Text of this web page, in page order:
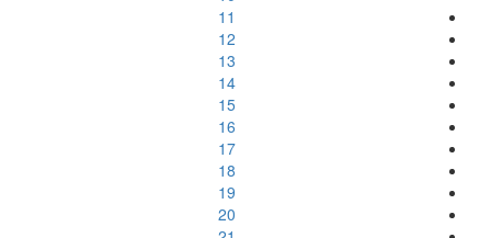
11
12
13
14
15
16
17
18
19
20